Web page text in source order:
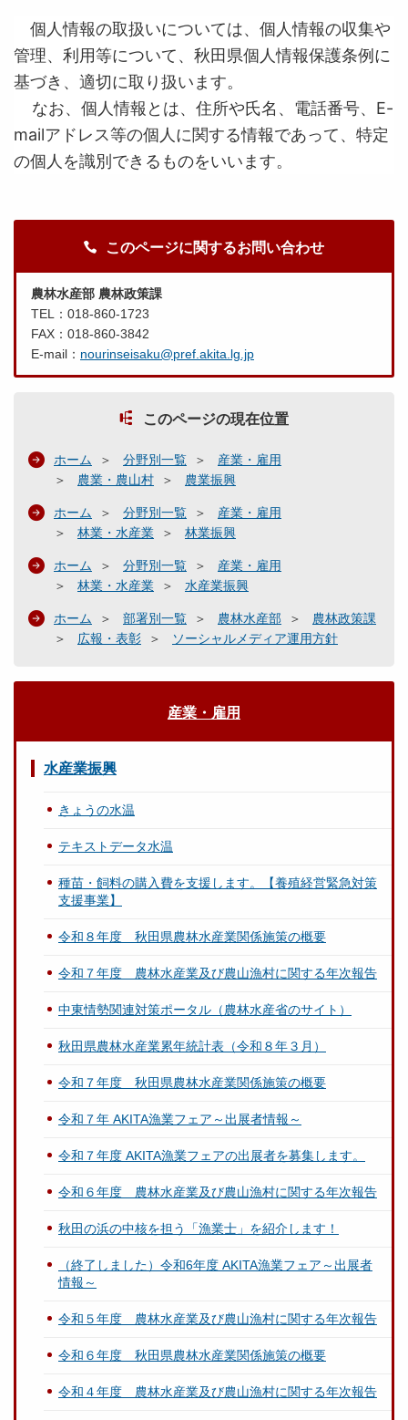
個人情報の取扱いについては、個人情報の収集や
管理、利用等について、秋田県個人情報保護条例に
基づき、適切に取り扱います。
なお、個人情報とは、住所や氏名、電話番号、E-
mailアドレス等の個人に関する情報であって、特定
の個人を識別できるものをいいます。
このページに関するお問い合わせ
農林水産部 農林政策課
TEL：018-860-1723
FAX：018-860-3842
E-mail： nourinseisaku@pref.akita.lg.jp
このページの現在位置
ホーム 分野別一覧
産業・雇用
農業・農山村
農業振興
ホーム 分野別一覧
産業・雇用
林業・水産業
林業振興
ホーム 分野別一覧
産業・雇用
林業・水産業
水産業振興
ホーム 部署別一覧 農林水産部
農林政策課
広報・表彰
ソーシャルメディア運用方針
産業・雇用
水産業振興
きょうの水温
テキストデータ水温
種苗・飼料の購入費を支援します。【養殖経営緊急対策
支援事業】
令和８年度 秋田県農林水産業関係施策の概要
令和７年度 農林水産業及び農山漁村に関する年次報告
中東情勢関連対策ポータル（農林水産省のサイト）
秋田県農林水産業累年統計表（令和８年３月）
令和７年度 秋田県農林水産業関係施策の概要
令和７年 AKITA漁業フェア～出展者情報～
令和７年度 AKITA漁業フェアの出展者を募集します。
令和６年度 農林水産業及び農山漁村に関する年次報告
秋田の浜の中核を担う「漁業士」を紹介します！
（終了しました）令和6年度 AKITA漁業フェア～出展者
情報～
令和５年度 農林水産業及び農山漁村に関する年次報告
令和６年度 秋田県農林水産業関係施策の概要
令和４年度 農林水産業及び農山漁村に関する年次報告